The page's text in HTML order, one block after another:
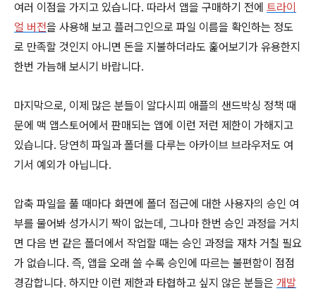
여러 이점을 가지고 있습니다. 따라서 앱을 구매하기 전에 트라이
얼 버전을 사용해 보고 플러그인으로 파일 이름을 확인하는 정도
로 만족할 것인지 아니면 돈을 지불하더라도 훑어보기가 유용한지
한번 가늠해 보시기 바랍니다.
마지막으로, 이제 많은 분들이 알다시피 애플의 샌드박싱 정책 때
문에 맥 앱스토어에서 판매되는 앱에 이런 저런 제한이 가해지고
있습니다. 당연히 파일과 폴더를 다루는 아카이브 브라우저도 여
기서 예외가 아닙니다.
압축 파일을 풀 때마다 화면에 폴더 접근에 대한 사용자의 승인 여
부를 물어봐 성가시기 짝이 없는데, 그나마 한번 승인 과정을 거치
면 다음 번 같은 폴더에서 작업할 때는 승인 과정을 재차 거칠 필요
가 없습니다. 즉, 앱을 오래 쓸 수록 승인에 따르는 불편함이 점점
경감합니다. 하지만 이런 제한과 타협하고 싶지 않은 분들은 개발